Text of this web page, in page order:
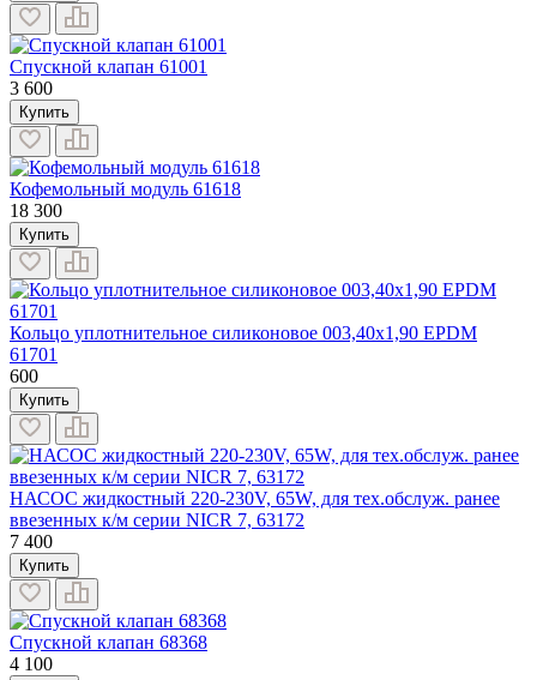
Спускной клапан 61001
3 600
Купить
Кофемольный модуль 61618
18 300
Купить
Кольцо уплотнительное силиконовое 003,40x1,90 EPDM
61701
600
Купить
НАСОС жидкостный 220-230V, 65W, для тех.обслуж. ранее
ввезенных к/м серии NICR 7, 63172
7 400
Купить
Спускной клапан 68368
4 100